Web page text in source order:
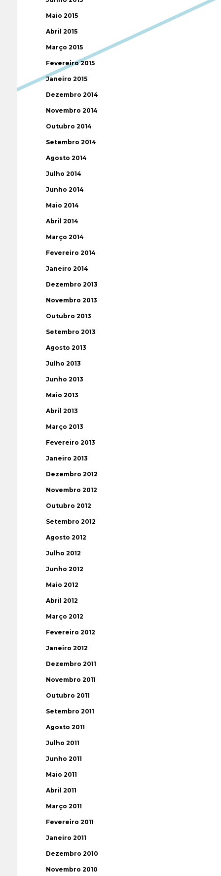
Maio 2015
Abril 2015
Março 2015
Fevereiro 2015
Janeiro 2015
Dezembro 2014
Novembro 2014
Outubro 2014
Setembro 2014
Agosto 2014
Julho 2014
Junho 2014
Maio 2014
Abril 2014
Março 2014
Fevereiro 2014
Janeiro 2014
Dezembro 2013
Novembro 2013
Outubro 2013
Setembro 2013
Agosto 2013
Julho 2013
Junho 2013
Maio 2013
Abril 2013
Março 2013
Fevereiro 2013
Janeiro 2013
Dezembro 2012
Novembro 2012
Outubro 2012
Setembro 2012
Agosto 2012
Julho 2012
Junho 2012
Maio 2012
Abril 2012
Março 2012
Fevereiro 2012
Janeiro 2012
Dezembro 2011
Novembro 2011
Outubro 2011
Setembro 2011
Agosto 2011
Julho 2011
Junho 2011
Maio 2011
Abril 2011
Março 2011
Fevereiro 2011
Janeiro 2011
Dezembro 2010
Novembro 2010